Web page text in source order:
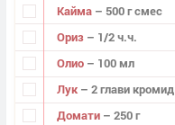
Кайма – 500 г смес
Ориз – 1/2 ч.ч.
Олио – 100 мл
Лук – 2 глави кромид
Домати – 250 г